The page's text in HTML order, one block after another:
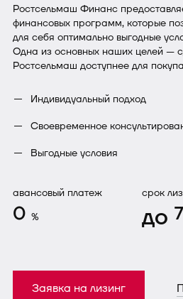
Ростсельмаш Финанс
финансовых программ, которые
для себя оптимально выгодные
Одна из основных наших целей —
Ростсельмаш доступнее для
Индивидуальный подход
Своевременное
Выгодные условия
авансовый платеж
0 %
срок
до 7
Заявка на лизинг